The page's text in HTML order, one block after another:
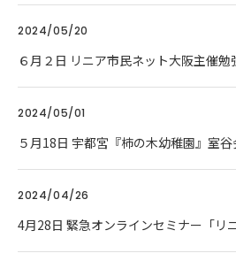
2024/05/20
６月２日 リニア市民ネット大阪主催勉
2024/05/01
５月18日 宇都宮『柿の木幼稚園』室谷
2024/04/26
4月28日 緊急オンラインセミナー「リ